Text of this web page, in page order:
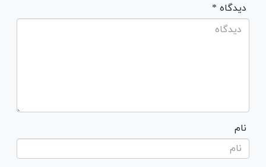
* دیدگاه
نام